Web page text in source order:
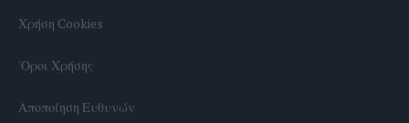
Χρήση Cookies
'Οροι Χρήσης
Αποποίηση Ευθυνών